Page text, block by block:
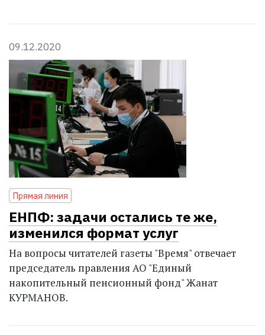
09.12.2020
Прямая линия
ЕНПФ: задачи остались те же,
изменился формат услуг
На вопросы читателей газеты "Время" отвечает
председатель правления АО "Единый
накопительный пенсионный фонд" Жанат
КУРМАНОВ.